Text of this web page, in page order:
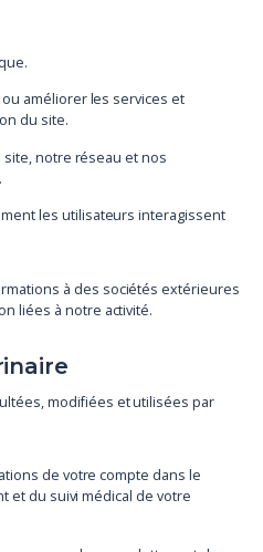
améliorer les services et
du site.
notre réseau et nos
les utilisateurs interagissent
à des sociétés extérieures
liées à notre activité.
modifiées et utilisées par
de votre compte dans le
et du suivi médical de votre